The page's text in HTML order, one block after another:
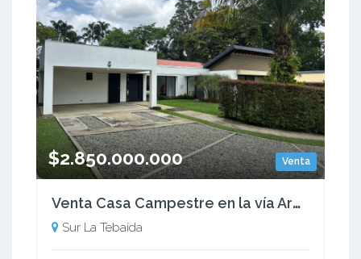
Venta
$2.850.000.000
Venta Casa Campestre en la vía Armenia a Tebaida Quindio COD: 8620282
Sur La Tebaida